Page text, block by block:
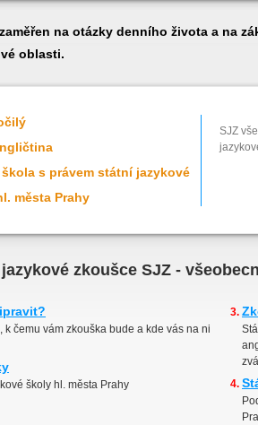
na otázky denního života a na
oblasti.
s právem státní jazykové
města Prahy
SJZ
zkoušce SJZ -
čemu vám zkouška bude a kde vás na ni
školy hl. města Prahy